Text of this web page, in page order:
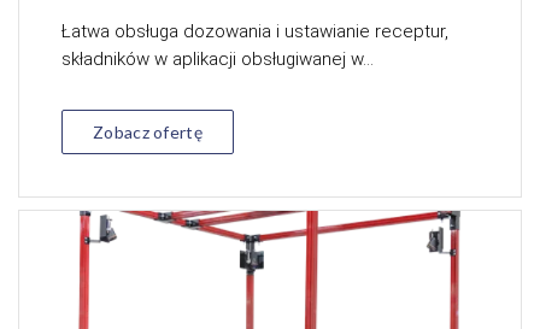
Łatwa obsługa dozowania i ustawianie receptur,
składników w aplikacji obsługiwanej w...
Zobacz ofertę